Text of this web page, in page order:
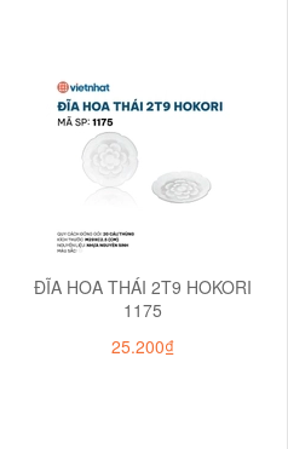
ĐĨA HOA THÁI 2T9 HOKORI
1175
25.200₫